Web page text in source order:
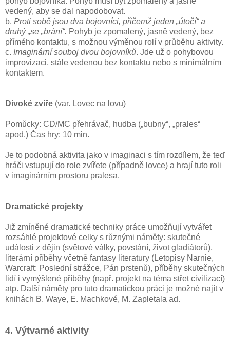
vedený, aby se dal napodobovat.
b. Proti sobě jsou dva bojovníci, přičemž jeden „útočí“ a
druhý „se „brání“. Pohyb je zpomalený, jasně vedený, bez
přímého kontaktu, s možnou výměnou rolí v průběhu aktivity.
c. Imaginární souboj dvou bojovníků. Jde už o pohybovou
improvizaci, stále vedenou bez kontaktu nebo s minimálním
kontaktem.
Divoké zvíře (var. Lovec na lovu)
Pomůcky: CD/MC přehrávač, hudba („bubny“, „prales“
apod.) Čas hry: 10 min.
Je to podobná aktivita jako v imaginaci s tím rozdílem, že teď
hráči vstupují do role zvířete (případně lovce) a hrají tuto roli
v imaginárním prostoru pralesa.
Dramatické projekty
Již zmíněné dramatické techniky práce umožňují vytvářet
rozsáhlé projektové celky s různými náměty: skutečné
události z dějin (světové války, povstání, život gladiátorů),
literární příběhy včetně fantasy literatury (Letopisy Narnie,
Warcraft: Poslední strážce, Pán prstenů), příběhy skutečných
lidí i vymýšlené příběhy (např. projekt na téma střet civilizací)
atp. Další náměty pro tuto dramatickou práci je možné najít v
knihách B. Waye, E. Machkové, M. Zapletala ad.
4. Výtvarné aktivity